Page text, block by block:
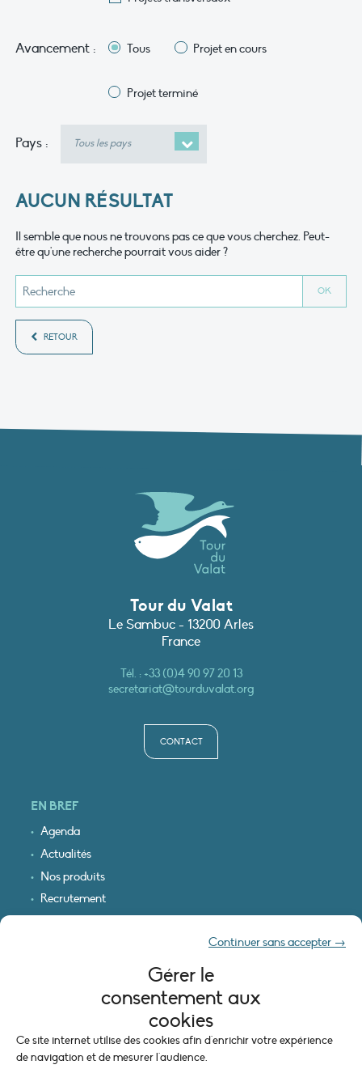
Gérer le
consentement aux
cookies
Ce site internet utilise des cookies afin d'enrichir votre expérience
de navigation et de mesurer l'audience.
Continuer sans accepter →
Avancement : Tous Projet en cours
Projet terminé
Pays :
AUCUN RÉSULTAT
Il semble que nous ne trouvons pas ce que vous cherchez. Peut-
être qu'une recherche pourrait vous aider ?
RETOUR
Tour du Valat
Le Sambuc - 13200 Arles
France
Tél. :+33 (0)4 90 97 20 13
secretariat@tourduvalat.org
CONTACT
EN BREF
Agenda
Actualités
Nos produits
Recrutement
INFORMATIONS LÉGALES
Mentions légales
Politique de cookies (UE)